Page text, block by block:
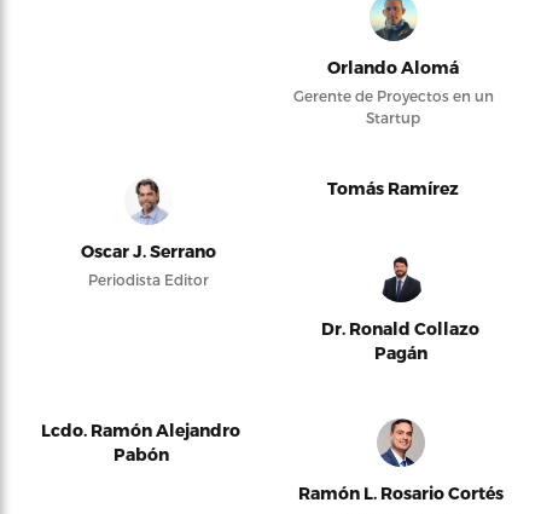
Orlando Alomá
Gerente de Proyectos en un
Startup
Oscar J. Serrano
Periodista Editor
Tomás Ramírez
Dr. Ronald Collazo
Pagán
Lcdo. Ramón Alejandro
Pabón
Ramón L. Rosario Cortés